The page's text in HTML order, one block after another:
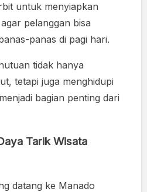
untuk menyiapkan
pelanggan bisa
panas di pagi hari.
tidak hanya
tetapi juga menghidupi
bagian penting dari
Tarik Wisata
datang ke Manado